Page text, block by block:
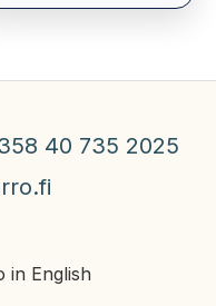
40 735 2025
in English